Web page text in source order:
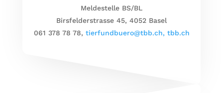
Meldestelle BS/BL
Birsfelderstrasse 45, 4052 Basel
061 378 78 78, tierfundbuero@tbb.ch, tbb.ch